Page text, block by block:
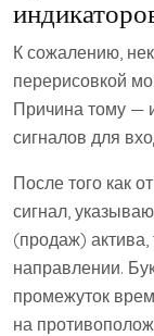
К сожалению,
перерисовкой
Причина тому —
сигналов для
После того как
сигнал,
(продаж)
направлении.
промежуток
на